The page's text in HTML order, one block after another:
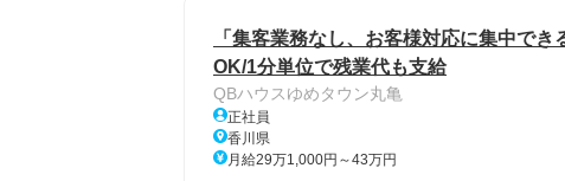
「集客業務なし、お客様対応に集中で
OK/1分単位で残業代も支給
QBハウスゆめタウン丸亀
正社員
香川県
月給29万1,000円～43万円